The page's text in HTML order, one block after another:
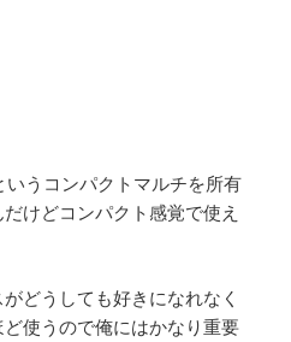
うコンパクトマルチを所有
けどコンパクト感覚で使え
どうしても好きになれなく
使うので俺にはかなり重要